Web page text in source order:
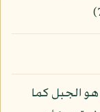
هو الجبل كما